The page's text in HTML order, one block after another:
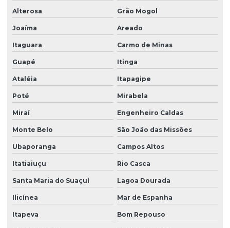
Alterosa Grão Mogol
Joaíma Areado
Itaguara Carmo de Minas
Guapé Itinga
Ataléia Itapagipe
Poté Mirabela
Miraí Engenheiro Caldas
Monte Belo São João das Missões
Ubaporanga Campos Altos
Itatiaiuçu Rio Casca
Santa Maria do Suaçuí Lagoa Dourada
Ilicínea Mar de Espanha
Itapeva Bom Repouso